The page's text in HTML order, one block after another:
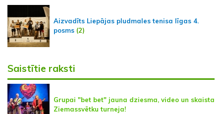
Aizvadīts Liepājas pludmales tenisa līgas 4.
posms (2)
Saistītie raksti
Grupai "bet bet" jauna dziesma, video un skaista
Ziemassvētku turneja!